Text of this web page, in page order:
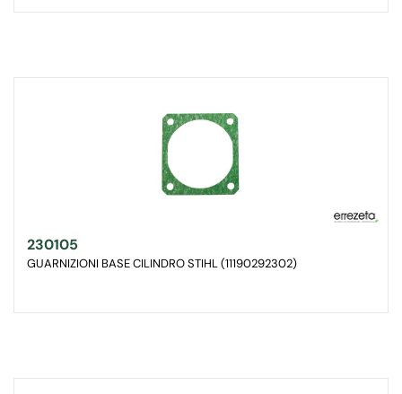
230105
GUARNIZIONI BASE CILINDRO STIHL (11190292302)